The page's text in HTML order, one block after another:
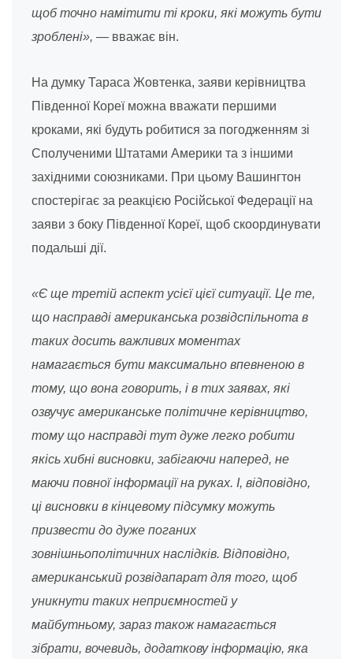
щоб точно намітити ті кроки, які можуть бути
зроблені», — вважає він.
На думку Тараса Жовтенка, заяви керівництва
Південної Кореї можна вважати першими
кроками, які будуть робитися за погодженням зі
Сполученими Штатами Америки та з іншими
західними союзниками. При цьому Вашингтон
спостерігає за реакцією Російської Федерації на
заяви з боку Південної Кореї, щоб скоординувати
подальші дії.
«Є ще третій аспект усієї цієї ситуації. Це те,
що насправді американська розвідспільнота в
таких досить важливих моментах
намагається бути максимально впевненою в
тому, що вона говорить, і в тих заявах, які
озвучує американське політичне керівництво,
тому що насправді тут дуже легко робити
якісь хибні висновки, забігаючи наперед, не
маючи повної інформації на руках. І, відповідно,
ці висновки в кінцевому підсумку можуть
призвести до дуже поганих
зовнішньополітичних наслідків. Відповідно,
американський розвідапарат для того, щоб
уникнути таких неприємностей у
майбутньому, зараз також намагається
зібрати, вочевидь, додаткову інформацію, яка